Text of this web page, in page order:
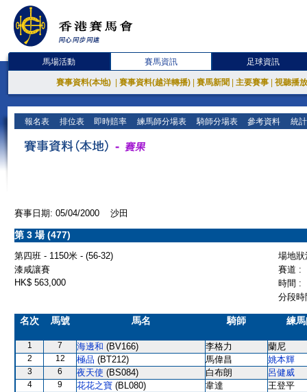
馬場活動 賽馬資訊 足球資訊
賽事資料(本地) 賽事資料(越洋轉播) 賽馬新聞 主要賽事 視聽播
報名表 排位表 即時賠率 練馬師分場表 騎師分場表 參考資料 統
賽事日期: 05/04/2000 沙田
第 3 場 (477)
第四班 - 1150米 - (56-32)
場地
漆咸讓賽
賽道 :
HK$ 563,000
時間 :
分段
名次 馬號 馬名 騎師 練
1 7 海邊和 (BV166) 李格力 蘭尼
2 12 極品 (BT212) 馬偉昌 姚本輝
3 6 夜天使 (BS084) 白布朗 呂健威
4 9 花花之寶 (BL080) 韋達 王登平